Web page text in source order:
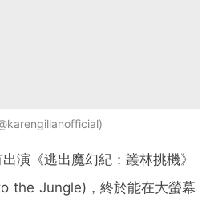
演《逃出魔幻紀：叢林挑機》
the Jungle)，終於能在大螢幕